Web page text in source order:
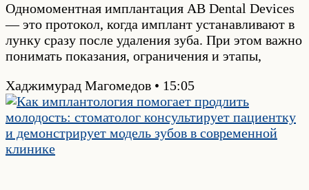
Одномоментная имплантация AB Dental Devices
— это протокол, когда имплант устанавливают в
лунку сразу после удаления зуба. При этом важно
понимать показания, ограничения и этапы,
Хаджимурад Магомедов
15:05